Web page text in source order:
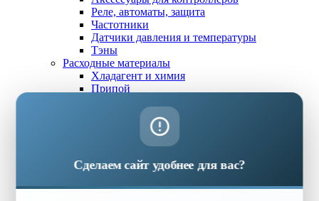
Реле, автоматы, защита
Частотники
Датчики давления и температуры
Тэны
Расходные материалы
Хладагент и химия
Припой
Промышленное оборудование
Гидромодули
Плиточные скороморозильные аппараты
Сделаем сайт удобнее для вас?